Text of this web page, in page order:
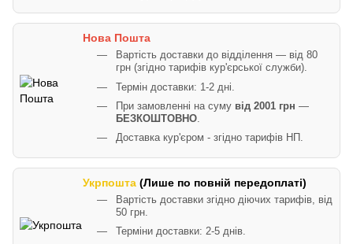
Нова Пошта
Вартість доставки до відділення — від 80
грн (згідно тарифів кур'єрської служби).
Термін доставки: 1-2 дні.
При замовленні на суму від 2001 грн —
БЕЗКОШТОВНО.
Доставка кур'єром - згідно тарифів НП.
Укрпошта (Лише по повній передоплаті)
Вартість доставки згідно діючих тарифів, від
50 грн.
Терміни доставки: 2-5 днів.